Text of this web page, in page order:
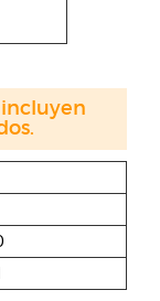
incluyen